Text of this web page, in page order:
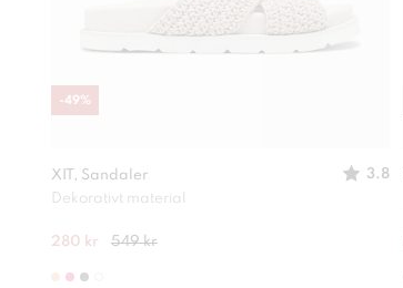
XIT, Sandaler
3.8
Dekorativt material
280 kr 549 kr
-49%